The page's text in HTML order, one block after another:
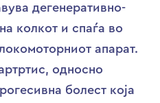
дегенеративно-
колкот и спаѓа во
апарат.
односно
болест која